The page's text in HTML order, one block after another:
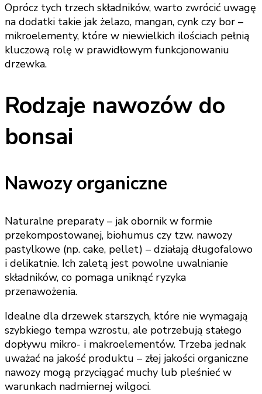
Oprócz tych trzech składników, warto zwrócić uwagę
na dodatki takie jak żelazo, mangan, cynk czy bor –
mikroelementy, które w niewielkich ilościach pełnią
kluczową rolę w prawidłowym funkcjonowaniu
drzewka.
Rodzaje nawozów do
bonsai
Nawozy organiczne
Naturalne preparaty – jak obornik w formie
przekompostowanej, biohumus czy tzw. nawozy
pastylkowe (np. cake, pellet) – działają długofalowo
i delikatnie. Ich zaletą jest powolne uwalnianie
składników, co pomaga uniknąć ryzyka
przenawożenia.
Idealne dla drzewek starszych, które nie wymagają
szybkiego tempa wzrostu, ale potrzebują stałego
dopływu mikro- i makroelementów. Trzeba jednak
uważać na jakość produktu – złej jakości organiczne
nawozy mogą przyciągać muchy lub pleśnieć w
warunkach nadmiernej wilgoci.